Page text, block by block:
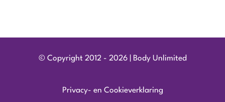
© Copyright 2012 - 2026 | Body Unlimited
Privacy- en Cookieverklaring